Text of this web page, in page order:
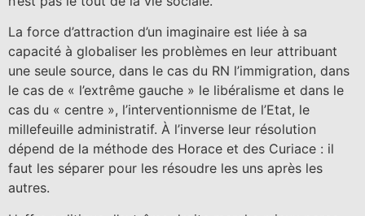
La force d’attraction d’un imaginaire est liée à sa
capacité à globaliser les problèmes en leur attribuant
une seule source, dans le cas du RN l’immigration, dans
le cas de « l’extrême gauche » le libéralisme et dans le
cas du « centre », l’interventionnisme de l’Etat, le
millefeuille administratif. À l’inverse leur résolution
dépend de la méthode des Horace et des Curiace : il
faut les séparer pour les résoudre les uns après les
autres.